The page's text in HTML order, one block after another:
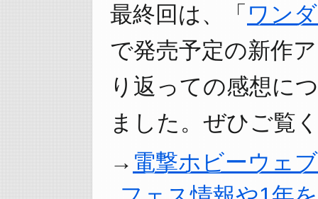
最終回は、「 ワン
で発売予定の新作
り返っての感想に
ました。ぜひご覧
電撃ホビーウェ